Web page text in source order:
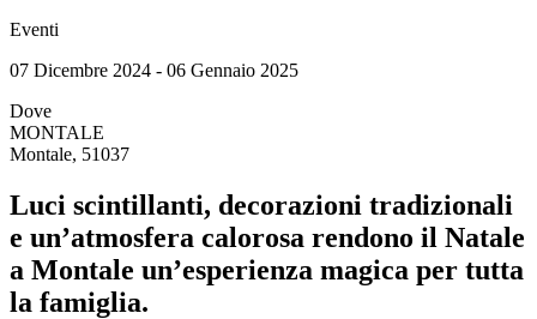
Eventi
07 Dicembre 2024 - 06 Gennaio 2025
Dove
MONTALE
Montale, 51037
Luci scintillanti, decorazioni tradizionali
e un’atmosfera calorosa rendono il Natale
a Montale un’esperienza magica per tutta
la famiglia.